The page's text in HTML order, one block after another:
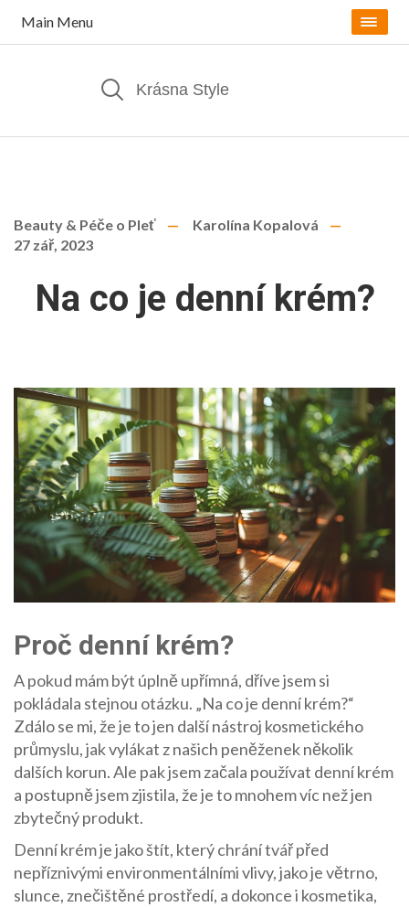
Main Menu
Beauty & Péče o Pleť
Karolína Kopalová
27 zář, 2023
Na co je denní krém?
Proč denní krém?
A pokud mám být úplně upřímná, dříve jsem si
pokládala stejnou otázku. „Na co je denní krém?“
Zdálo se mi, že je to jen další nástroj kosmetického
průmyslu, jak vylákat z našich peněženek několik
dalších korun. Ale pak jsem začala používat denní krém
a postupně jsem zjistila, že je to mnohem víc než jen
zbytečný produkt.
Denní krém je jako štít, který chrání tvář před
nepříznivými environmentálními vlivy, jako je větrno,
slunce, znečištěné prostředí, a dokonce i kosmetika,